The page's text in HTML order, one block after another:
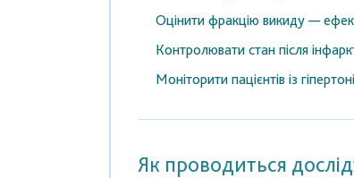
Оцінити фракцію викиду —
Контролювати стан після
Моніторити пацієнтів із
Як проводиться